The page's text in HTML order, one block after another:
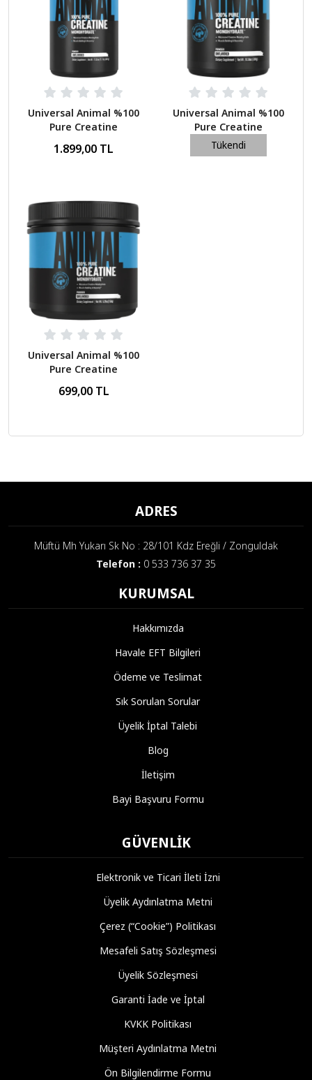
Universal Animal %100
Pure Creatine
1.899,00 TL
Universal Animal %100
Pure Creatine
Aromasız 300 Gr
1.299,00 TL
Tükendi
Universal Animal %100
Pure Creatine
699,00 TL
ADRES
Müftü Mh Yukarı Sk No : 28/101 Kdz Ereğli / Zonguldak
Telefon : 0 533 736 37 35
KURUMSAL
Hakkımızda
Havale EFT Bilgileri
Ödeme ve Teslimat
Sık Sorulan Sorular
Üyelik İptal Talebi
Blog
İletişim
Bayi Başvuru Formu
GÜVENLIK
Elektronik ve Ticari İleti İzni
Üyelik Aydınlatma Metni
Çerez (“Cookie”) Politikası
Mesafeli Satış Sözleşmesi
Üyelik Sözleşmesi
Garanti İade ve İptal
KVKK Politikası
Müşteri Aydınlatma Metni
Ön Bilgilendirme Formu